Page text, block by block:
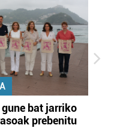
bat jarriko
prebenitu